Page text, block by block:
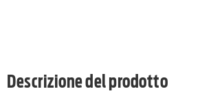
Descrizione del prodotto